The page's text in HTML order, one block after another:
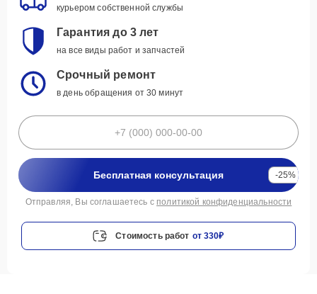
курьером собственной службы
Гарантия до 3 лет
на все виды работ и запчастей
Срочный ремонт
в день обращения от 30 минут
Бесплатная консультация -25%
Отправляя, Вы соглашаетесь с политикой конфиденциальности
Стоимость работ от 330₽